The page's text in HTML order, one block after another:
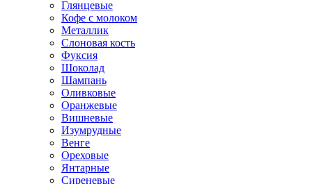
Глянцевые
Кофе с молоком
Металлик
Слоновая кость
Фуксия
Шоколад
Шампань
Оливковые
Оранжевые
Вишневые
Изумрудные
Венге
Ореховые
Янтарные
Сиреневые